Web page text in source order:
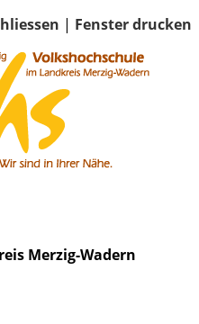
| Fenster drucken
Merzig-Wadern